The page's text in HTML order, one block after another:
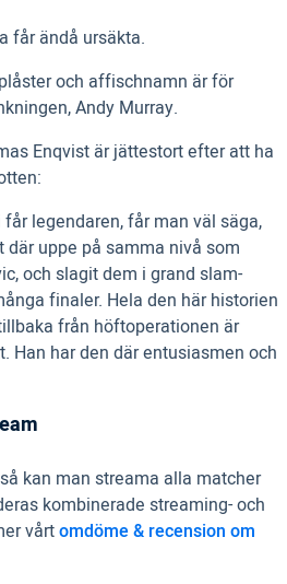
får ändå ursäkta.
och affischnamn är för
Andy Murray.
Enqvist är jättestort efter att ha
legendaren, får man väl säga,
där uppe på samma nivå som
och slagit dem i grand slam-
finaler. Hela den här historien
från höftoperationen är
Han har den där entusiasmen och
kan man streama alla matcher
kombinerade streaming- och
vårtomdöme & recension om